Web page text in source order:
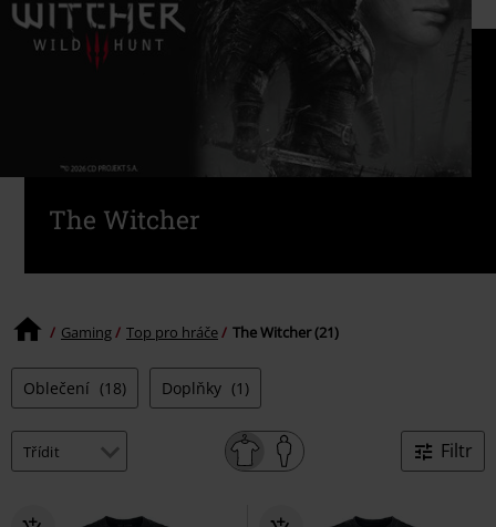
The Witcher
Gaming Top pro hráče The Witcher (21)
Oblečení (18) Doplňky (1)
Filtr